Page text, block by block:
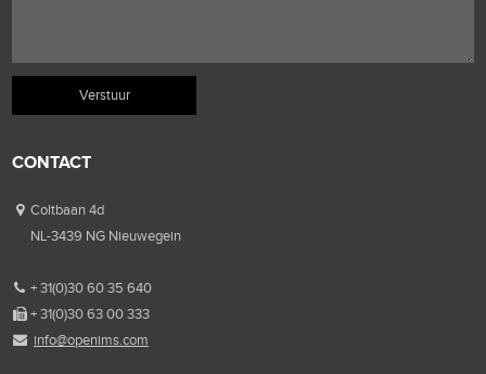
CONTACT
Coltbaan 4d
NL-3439 NG Nieuwegein
+ 31(0)30 60 35 640
+ 31(0)30 63 00 333
info@openims.com